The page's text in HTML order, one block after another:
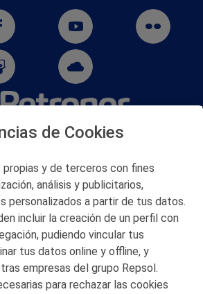
Martín 5-Edificio Muñatones,
© 2026 Petronor S.A.
CONTACTO
MAPA WEB
de Cookies
y de terceros con fines
análisis y publicitarios,
personalizados a partir de tus datos.
incluir la creación de un perfil con
pudiendo vincular tus
tus datos online y offline, y
empresas del grupo Repsol.
para rechazar las cookies